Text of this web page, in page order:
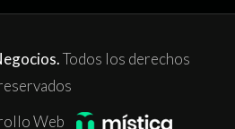
Todos los derechos
Web